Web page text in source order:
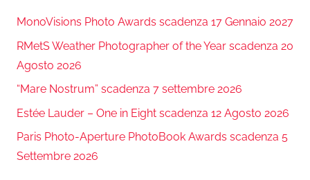
MonoVisions Photo Awards scadenza 17 Gennaio 2027
RMetS Weather Photographer of the Year scadenza 20
Agosto 2026
“Mare Nostrum” scadenza 7 settembre 2026
Estée Lauder – One in Eight scadenza 12 Agosto 2026
Paris Photo-Aperture PhotoBook Awards scadenza 5
Settembre 2026